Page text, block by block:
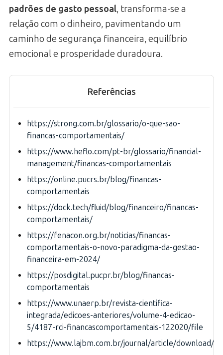
padrões de gasto pessoal, transforma-se a
relação com o dinheiro, pavimentando um
caminho de segurança financeira, equilíbrio
emocional e prosperidade duradoura.
Referências
https://strong.com.br/glossario/o-que-sao-
financas-comportamentais/
https://www.heflo.com/pt-br/glossario/financial-
management/financas-comportamentais
https://online.pucrs.br/blog/financas-
comportamentais
https://dock.tech/fluid/blog/financeiro/financas-
comportamentais/
https://fenacon.org.br/noticias/financas-
comportamentais-o-novo-paradigma-da-gestao-
financeira-em-2024/
https://posdigital.pucpr.br/blog/financas-
comportamentais
https://www.unaerp.br/revista-cientifica-
integrada/edicoes-anteriores/volume-4-edicao-
5/4187-rci-financascomportamentais-122020/file
https://www.lajbm.com.br/journal/article/download/7/